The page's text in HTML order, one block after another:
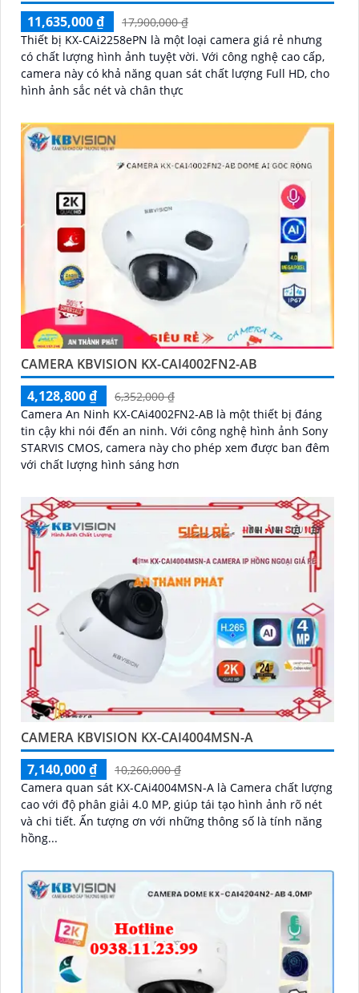
11,635,000 ₫
17,900,000 ₫
Thiết bị KX-CAi2258ePN là một loại camera giá rẻ nhưng
có chất lượng hình ảnh tuyệt vời. Với công nghệ cao cấp,
camera này có khả năng quan sát chất lượng Full HD, cho
hình ảnh sắc nét và chân thực
CAMERA KBVISION KX-CAI4002FN2-AB
4,128,800 ₫
6,352,000 ₫
Camera An Ninh KX-CAi4002FN2-AB là một thiết bị đáng
tin cậy khi nói đến an ninh. Với công nghệ hình ảnh Sony
STARVIS CMOS, camera này cho phép xem được ban đêm
với chất lượng hình sáng hơn
CAMERA KBVISION KX-CAI4004MSN-A
7,140,000 ₫
10,260,000 ₫
Camera quan sát KX-CAi4004MSN-A là Camera chất lượng
cao với độ phân giải 4.0 MP, giúp tái tạo hình ảnh rõ nét
và chi tiết. Ấn tượng ơn với những thông số là tính năng
hồng...